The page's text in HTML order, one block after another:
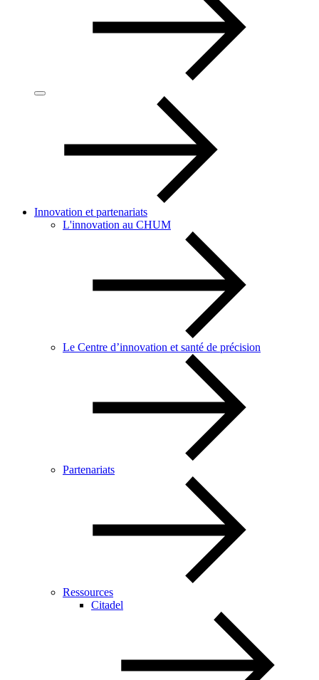
Innovation et partenariats
L'innovation au CHUM
Le Centre d’innovation et santé de précision
Partenariats
Ressources
Citadel